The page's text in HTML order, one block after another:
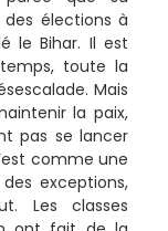
élections à
le Bihar. Il est
toute la
Mais
la paix,
pas se lancer
comme une
exceptions,
Les classes